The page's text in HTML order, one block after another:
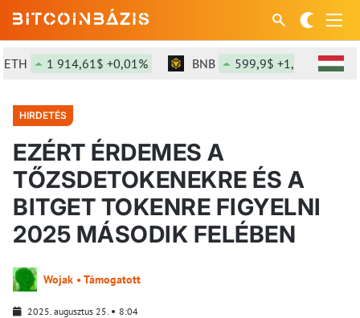
1 914,61$ +0,01% BNB 599,9$ +1,28%
HIRDETÉS
EZÉRT ÉRDEMES A
TŐZSDETOKENEKRE ÉS A
BITGET TOKENRE FIGYELNI
2025 MÁSODIK FELÉBEN
Wojak • Támogatott
2025. augusztus 25.
8:04